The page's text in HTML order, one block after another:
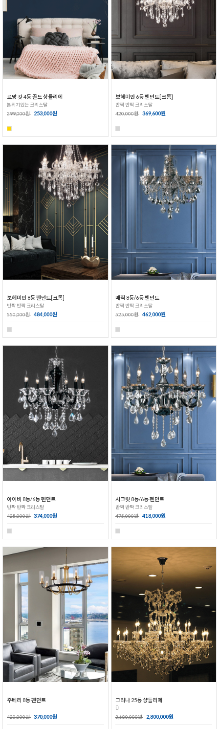
르망 갓 4등 골드 샹들리에
분위기있는 크리스탈
299,000원 253,000원
보헤미안 6등 펜던트[크롬]
반짝 반짝 크리스탈
420,000원 369,600원
보헤미안 8등 펜던트[크롬]
반짝 반짝 크리스탈
550,000원 484,000원
매직 8등/6등 펜던트
반짝 반짝 크리스탈
525,000원 462,000원
아이비 8등/6등 펜던트
반짝 반짝 크리스탈
425,000원 374,000원
시크릿 8등/6등 펜던트
반짝 반짝 크리스탈
475,000원 418,000원
주베리 8등 펜던트
420,000원 370,000원
그리나 25등 샹들리에
Ŭ
3,680,000원
2,800,000원